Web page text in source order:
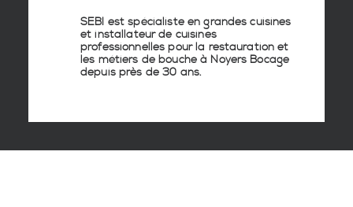
SEBI est spécialiste en grandes cuisines
et installateur de cuisines
professionnelles pour la restauration et
les métiers de bouche à Noyers Bocage
depuis près de 30 ans.